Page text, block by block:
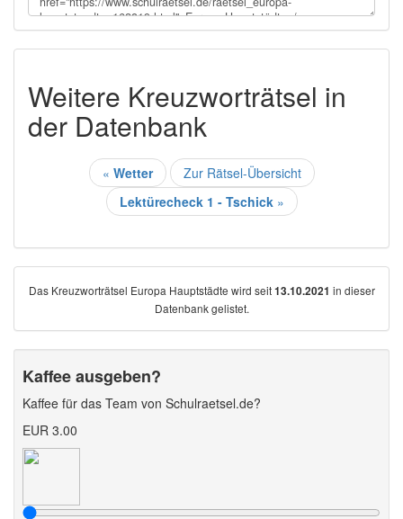
Weitere Kreuzworträtsel in
der Datenbank
« Wetter
Zur Rätsel-Übersicht
Lektürecheck 1 - Tschick»
Das Kreuzworträtsel Europa Hauptstädte wird seit13.10.2021 in dieser
Datenbank gelistet.
Kaffee ausgeben?
Kaffee für das Team von Schulraetsel.de?
EUR 3.00